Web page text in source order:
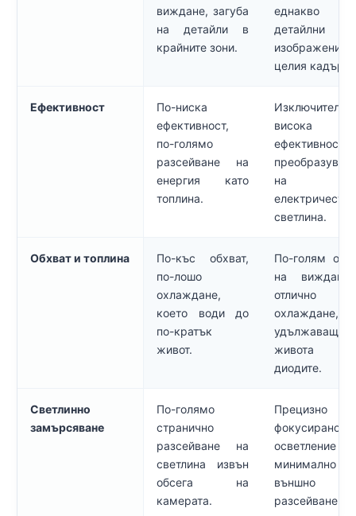
виждане, загуба
на детайли в
крайните зони.
еднакво
детайлни
целия кадър.
Ефективност
По-ниска
ефективност,
по-голямо
разсейване на
енергия като
топлина.
Изключително
висока
на
светлина.
Обхват и топлина
По-къс обхват,
по-лошо
охлаждане,
което води до
по-кратък
живот.
По-голям
на
отлично
охлаждане,
удължаващо
живота
диодите.
Светлинно
замърсяване
По-голямо
странично
разсейване на
светлина извън
обсега на
камерата.
Прецизно
фокусирано
минимално
външно
разсейване.